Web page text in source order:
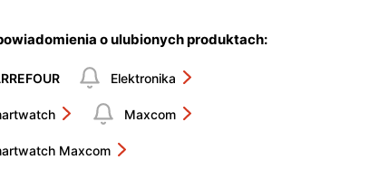
o ulubionych produktach:
Elektronika
Maxcom
Maxcom